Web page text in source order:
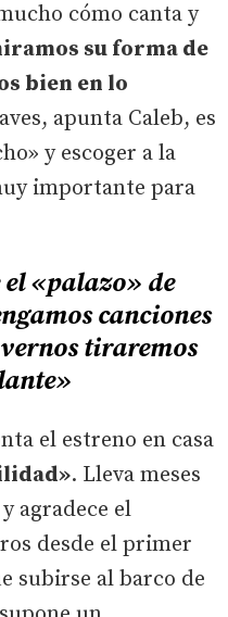
cómo canta y
su forma de
bien en lo
apunta Caleb, es
y escoger a la
importante para
«palazo» de
canciones
tiraremos
el estreno en casa
. Lleva meses
agradece el
desde el primer
subirse al barco de